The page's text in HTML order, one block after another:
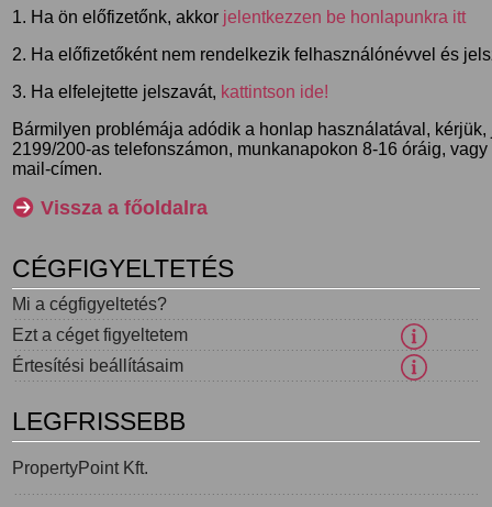
1. Ha ön előfizetőnk, akkor jelentkezzen be honlapunkra itt
2. Ha előfizetőként nem rendelkezik felhasználónévvel és
3. Ha elfelejtette jelszavát, kattintson ide!
Bármilyen problémája adódik a honlap használatával,
2199/200-as telefonszámon, munkanapokon 8-16 óráig,
mail-címen.
Vissza a főoldalra
CÉGFIGYELTETÉS
Mi a cégfigyeltetés?
Ezt a céget figyeltetem
Értesítési beállításaim
LEGFRISSEBB
PropertyPoint Kft.